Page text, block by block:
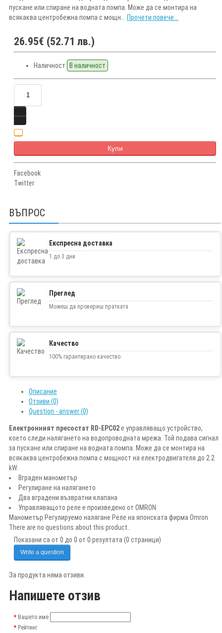
пускане или спиране на водната помпа. Може да се монтира на
всякаква центробежна помпа с мощн... Прочети повече...
26.95€ (52.71 лв.)
Наличност В наличност
Купи
Facebook
Twitter
ВЪПРОС
Експресна доставка
1 до 3 дни
Преглед
Можеш да провериш пратката
Качество
100% гарантирано качество
Описание
Отзиви (0)
Question - answer (0)
Електронният пресостат RD-EPC02е управляващо устройство,
което следи налягането на водопроводната мрежа. Той подава сигнал
за пускане или спиране на водната помпа. Може да се монтира на
всякаква центробежна помпа с мощност на електродвигателя до 2.2
kW.
Вграден манометър
Регулиране на налягането
Два вградени възвратни клапана
Управляващото реле е произведено от OMRON
Манометър Регулируемо налягане Реле на японската фирма Omron
There are no questions about this product..
Показани са от 0 до 0 от 0 резултата (0 страници)
Write a question
За продукта няма отзиви.
Напишете отзив
Вашето име
Рейтинг